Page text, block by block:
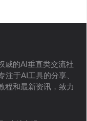
威的AI垂直类交流社
于AI工具的分享、
程和最新资讯，致力